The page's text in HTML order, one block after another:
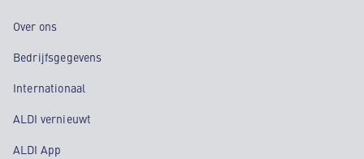
Over ons
Bedrijfsgegevens
Internationaal
ALDI vernieuwt
ALDI App